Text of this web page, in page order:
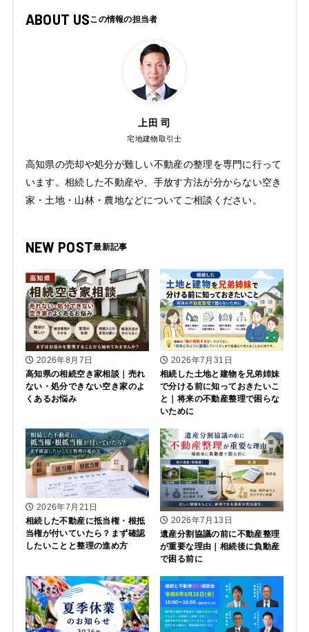
ABOUT US
上田 司
宅地建物取引士
高知県の売却や処分が難しい不動産の整理を専門に行って
います。相続した不動産や、手放す方法が分からない空き
家・土地・山林・農地などについてご相談ください。
NEW POST
2026年8月7日
高知県の相続空き家相談｜売れ
ない・処分できない空き家のよ
くあるお悩み
2026年7月31日
相続した土地と建物を兄弟姉妹
で分ける前に知っておきたいこ
と｜将来の不動産整理で困らな
いために
2026年7月21日
相続した不動産に抵当権・根抵
当権が付いていたら？まず確認
したいことと整理の進め方
2026年7月13日
遺産分割協議の前に不動産整理
が重要な理由｜相続後に負動産
で困る前に